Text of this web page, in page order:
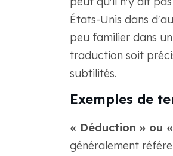
États-Unis dans
peu familier dans
traduction soit
subtilités.
Exemples de
« Déduction » ou
généralement